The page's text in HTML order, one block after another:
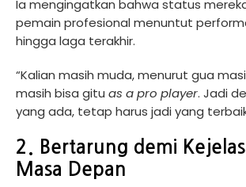
Ia mengingatkan bahwa status
pemain profesional menuntut
hingga laga terakhir.
“Kalian masih muda, menurut gua
masih bisa gitu as a pro player. Jadi
yang ada, tetap harus jadi yang
2. Bertarung demi
Masa Depan